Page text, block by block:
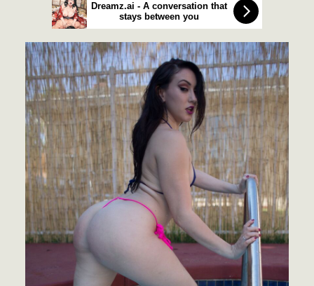
Dreamz.ai - A conversation that
stays between you